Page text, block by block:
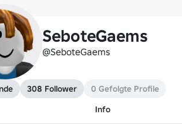
SeboteGaems
@SeboteGaems
308 Follower
0 Gefolgte Profile
Info